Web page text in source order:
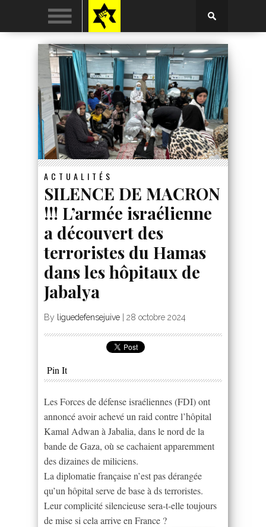
ACTUALITÉS
SILENCE DE MACRON
!!! L’armée israélienne
a découvert des
terroristes du Hamas
dans les hôpitaux de
Jabalya
By liguedefensejuive 28 octobre 2024
Pin It
Les Forces de défense israéliennes (FDI) ont
annoncé avoir achevé un raid contre l’hôpital
Kamal Adwan à Jabalia, dans le nord de la
bande de Gaza, où se cachaient apparemment
des dizaines de miliciens.
La diplomatie française n’est pas dérangée
qu’un hôpital serve de base à ds terroristes.
Leur complicité silencieuse sera-t-elle toujours
de mise si cela arrive en France ?